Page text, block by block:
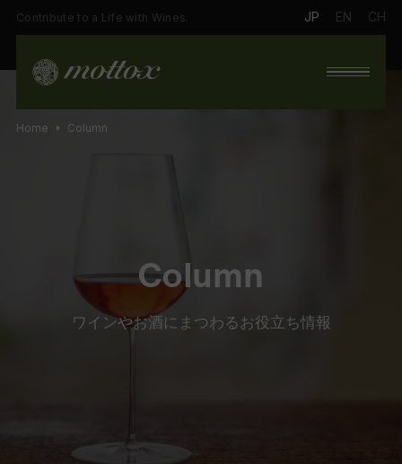
Contribute to a Life with Wines. JP EN CH
Column
ワインやお酒にまつわるお役立ち情報
Home Column